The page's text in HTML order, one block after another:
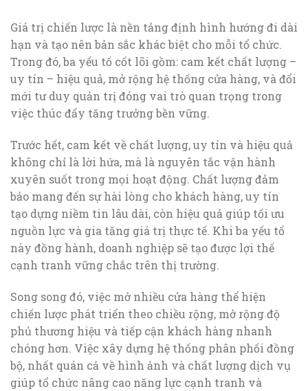
Giá trị chiến lược là nền tảng định hình hướng đi dài
hạn và tạo nên bản sắc khác biệt cho mỗi tổ chức.
Trong đó, ba yếu tố cốt lõi gồm: cam kết chất lượng –
uy tín – hiệu quả, mở rộng hệ thống cửa hàng, và đổi
mới tư duy quản trị đóng vai trò quan trọng trong
việc thúc đẩy tăng trưởng bền vững.
Trước hết, cam kết về chất lượng, uy tín và hiệu quả
không chỉ là lời hứa, mà là nguyên tắc vận hành
xuyên suốt trong mọi hoạt động. Chất lượng đảm
bảo mang đến sự hài lòng cho khách hàng, uy tín
tạo dựng niềm tin lâu dài, còn hiệu quả giúp tối ưu
nguồn lực và gia tăng giá trị thực tế. Khi ba yếu tố
này đồng hành, doanh nghiệp sẽ tạo được lợi thế
cạnh tranh vững chắc trên thị trường.
Song song đó, việc mở nhiều cửa hàng thể hiện
chiến lược phát triển theo chiều rộng, mở rộng độ
phủ thương hiệu và tiếp cận khách hàng nhanh
chóng hơn. Việc xây dựng hệ thống phân phối đồng
bộ, nhất quán cả về hình ảnh và chất lượng dịch vụ
giúp tổ chức nâng cao năng lực cạnh tranh và